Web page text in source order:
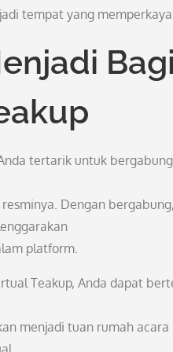
tempat yang
tertarik untuk
Dengan
platform.
Teakup, Anda dapat
menjadi tuan rumah